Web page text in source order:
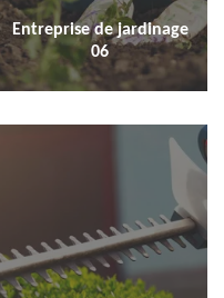
Entreprise de jardinage
06